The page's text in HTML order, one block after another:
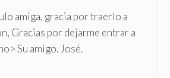
amiga, gracia por traerlo a
Gracias por dejarme entrar a
Su amigo. José.